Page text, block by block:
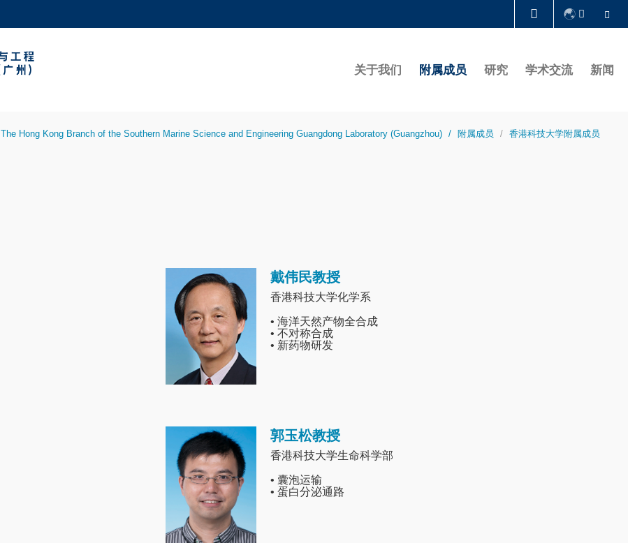
关于我们 附属成员 研究 学术交流 新闻
The Hong Kong Branch of the Southern Marine Science and Engineering Guangdong Laboratory (Guangzhou) 附属成员 香港科技大学附属成员
Image 戴伟民教授
香港科技大学化学系
• 海洋天然产物全合成
• 不对称合成
• 新药物研发
Image 郭玉松教授
香港科技大学生命科学部
• 囊泡运输
• 蛋白分泌通路